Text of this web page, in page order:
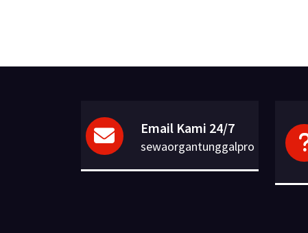
Email Kami 24/7
sewaorgantunggalpro